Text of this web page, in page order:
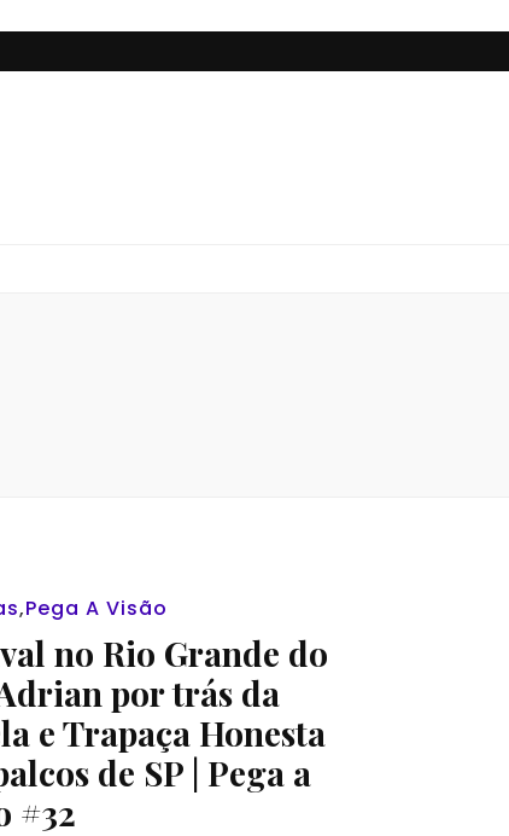
,Pega A Visão
no Rio Grande do
por trás da
e Trapaça Honesta
de SP | Pega a
#32